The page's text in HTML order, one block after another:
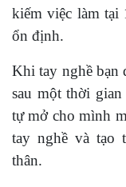
kiếm việc làm
ổn định.
Khi tay nghề bạn
sau một thời
tự mở cho mình
tay nghề và tạo
thân.